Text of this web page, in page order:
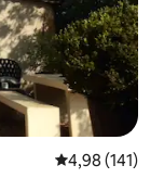
Середня
4,98 (141)